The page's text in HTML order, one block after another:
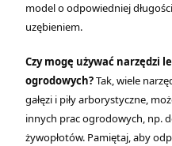
model o odpowiedniej
uzębieniem.
Czy mogę używać narzędzi
ogrodowych?Tak, wiele
gałęzi i piły arborystyczne,
innych prac ogrodowych, np.
żywopłotów. Pamiętaj, aby